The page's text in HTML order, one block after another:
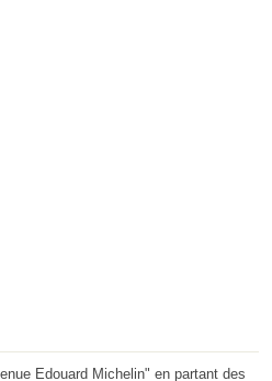
Edouard Michelin" en partant des